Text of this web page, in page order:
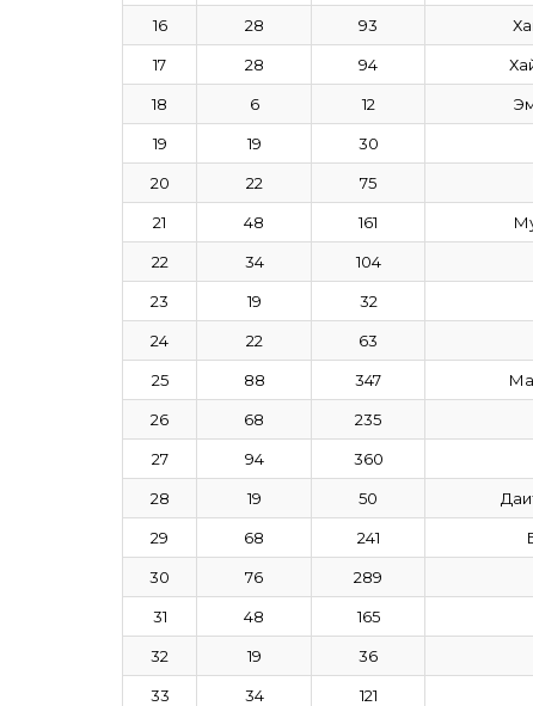
16 28 93
17 28 94
18 6 12
19 19 30
20 22 75
21 48 161
22 34 104
23 19 32
24 22 63
25 88 347
26 68 235
27 94 360
28 19 50
29 68 241
30 76 289
31 48 165
32 19 36
33 34 121